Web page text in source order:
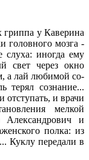
гриппа у Каверина
головного мозга -
слуха: иногда ему
свет через окно
а лай любимой со­
терял со­знание...
отступать, и врачи
мелкой
Александрович и
полка: из
Куклу передали в